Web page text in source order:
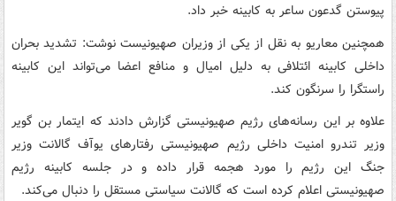
پیوستن گدعون ساعر به کابینه خبر داد.
همچنین معاریو به نقل از یکی از وزیران صهیونیست نوشت: تشدید بحران
داخلی کابینه ائتلافی به دلیل امیال و منافع اعضا می‌تواند این کابینه
راستگرا را سرنگون کند.
علاوه بر این رسانه‌های رژیم صهیونیستی گزارش دادند که ایتمار بن گویر
وزیر تندرو امنیت داخلی رژیم صهیونیستی رفتارهای یوآف گالانت وزیر
جنگ این رژیم را مورد هجمه قرار داده و در جلسه کابینه رژیم
صهیونیستی اعلام کرده است که گالانت سیاستی مستقل را دنبال می‌کند.